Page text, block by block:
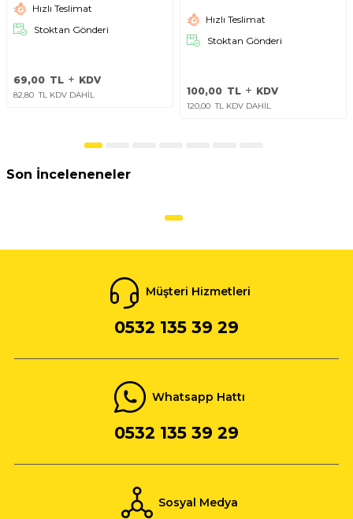
Hızlı Teslimat
Stoktan Gönderi
69,00 TL KDV
82,80 TL KDV DAHİL
Hızlı Teslimat
Stoktan Gönderi
100,00 TL KDV
120,00 TL KDV DAHİL
Son İnceleneneler
Müşteri Hizmetleri
0532 135 39 29
Whatsapp Hattı
0532 135 39 29
Sosyal Medya